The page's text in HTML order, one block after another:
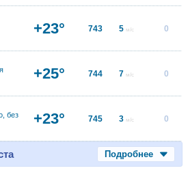
+23° 743 5 м/с 0
+25° 744 7 м/с 0
без
+23° 745 3 м/с 0
Подробнее